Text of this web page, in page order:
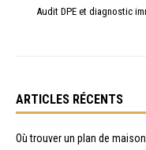
Audit DPE et diagnostic
ARTICLES RÉCENTS
Où trouver un plan de